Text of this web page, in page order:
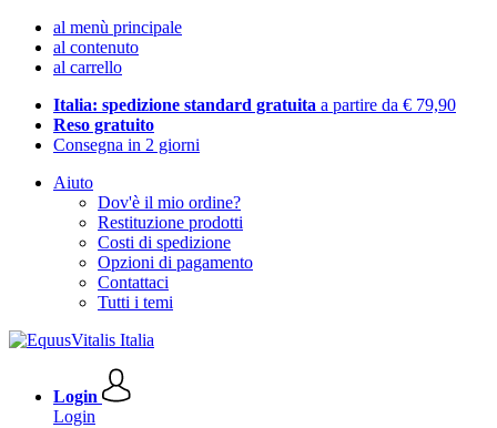
al menù principale
al contenuto
al carrello
Italia: spedizione standard gratuita a partire da € 79,90
Reso gratuito
Consegna in 2 giorni
Aiuto
Dov'è il mio ordine?
Restituzione prodotti
Costi di spedizione
Opzioni di pagamento
Contattaci
Tutti i temi
Login
Login